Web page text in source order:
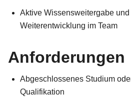
Aktive Wissensweitergabe
Weiterentwicklung im Team
Anforderungen
Abgeschlossenes Studium
Qualifikation